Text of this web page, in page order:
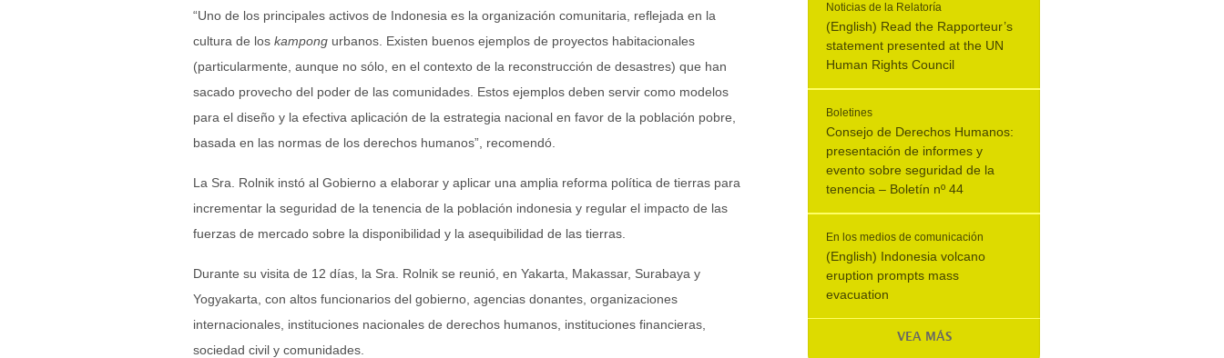
“Uno de los principales activos de Indonesia es la organización comunitaria, reflejada en la
cultura de los kampong urbanos. Existen buenos ejemplos de proyectos habitacionales
(particularmente, aunque no sólo, en el contexto de la reconstrucción de desastres) que han
sacado provecho del poder de las comunidades. Estos ejemplos deben servir como modelos
para el diseño y la efectiva aplicación de la estrategia nacional en favor de la población pobre,
basada en las normas de los derechos humanos”, recomendó.
La Sra. Rolnik instó al Gobierno a elaborar y aplicar una amplia reforma política de tierras para
incrementar la seguridad de la tenencia de la población indonesia y regular el impacto de las
fuerzas de mercado sobre la disponibilidad y la asequibilidad de las tierras.
Durante su visita de 12 días, la Sra. Rolnik se reunió, en Yakarta, Makassar, Surabaya y
Yogyakarta, con altos funcionarios del gobierno, agencias donantes, organizaciones
internacionales, instituciones nacionales de derechos humanos, instituciones financieras,
sociedad civil y comunidades.
Noticias de la Relatoría
(English) Read the Rapporteur’s
statement presented at the UN
Human Rights Council
Boletines
Consejo de Derechos Humanos:
presentación de informes y
evento sobre seguridad de la
tenencia – Boletín nº 44
En los medios de comunicación
(English) Indonesia volcano
eruption prompts mass
evacuation
VEA MÁS